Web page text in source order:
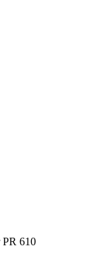
PR 610